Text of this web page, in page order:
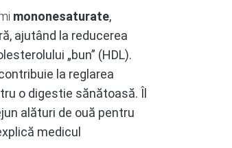
mononesaturate,
ajutând la reducerea
„bun” (HDL).
la reglarea
o digestie sănătoasă. Îl
alături de ouă pentru
medicul